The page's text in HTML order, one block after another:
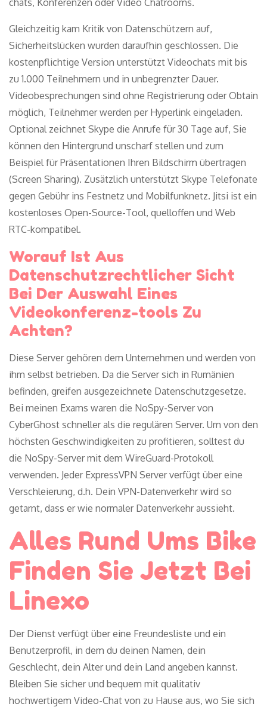
Gleichzeitig kam Kritik von Datenschützern auf,
Sicherheitslücken wurden daraufhin geschlossen. Die
kostenpflichtige Version unterstützt Videochats mit bis
zu 1.000 Teilnehmern und in unbegrenzter Dauer.
Videobesprechungen sind ohne Registrierung oder Obtain
möglich, Teilnehmer werden per Hyperlink eingeladen.
Optional zeichnet Skype die Anrufe für 30 Tage auf, Sie
können den Hintergrund unscharf stellen und zum
Beispiel für Präsentationen Ihren Bildschirm übertragen
(Screen Sharing). Zusätzlich unterstützt Skype Telefonate
gegen Gebühr ins Festnetz und Mobilfunknetz. Jitsi ist ein
kostenloses Open-Source-Tool, quelloffen und Web
RTC-kompatibel.
Worauf Ist Aus
Datenschutzrechtlicher Sicht
Bei Der Auswahl Eines
Videokonferenz-tools Zu
Achten?
Diese Server gehören dem Unternehmen und werden von
ihm selbst betrieben. Da die Server sich in Rumänien
befinden, greifen ausgezeichnete Datenschutzgesetze.
Bei meinen Exams waren die NoSpy-Server von
CyberGhost schneller als die regulären Server. Um von den
höchsten Geschwindigkeiten zu profitieren, solltest du
die NoSpy-Server mit dem WireGuard-Protokoll
verwenden. Jeder ExpressVPN Server verfügt über eine
Verschleierung, d.h. Dein VPN-Datenverkehr wird so
getarnt, dass er wie normaler Datenverkehr aussieht.
Alles Rund Ums Bike
Finden Sie Jetzt Bei
Linexo
Der Dienst verfügt über eine Freundesliste und ein
Benutzerprofil, in dem du deinen Namen, dein
Geschlecht, dein Alter und dein Land angeben kannst.
Bleiben Sie sicher und bequem mit qualitativ
hochwertigem Video-Chat von zu Hause aus, wo Sie sich